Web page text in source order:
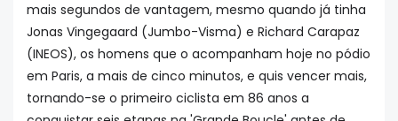
mais segundos de vantagem, mesmo quando já tinha
Jonas Vingegaard (Jumbo-Visma) e Richard Carapaz
(INEOS), os homens que o acompanham hoje no pódio
em Paris, a mais de cinco minutos, e quis vencer mais,
tornando-se o primeiro ciclista em 86 anos a